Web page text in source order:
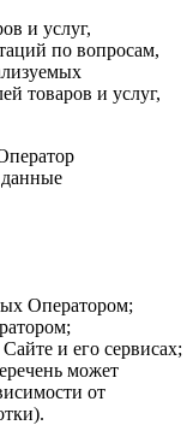
и услуг,
по вопросам,
товаров и услуг,
Оператором;
и его сервисах;
может
от